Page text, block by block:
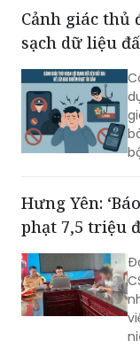
Cảnh giác thủ
sạch dữ liệu
Hưng Yên:
phạt 7,5 triệu